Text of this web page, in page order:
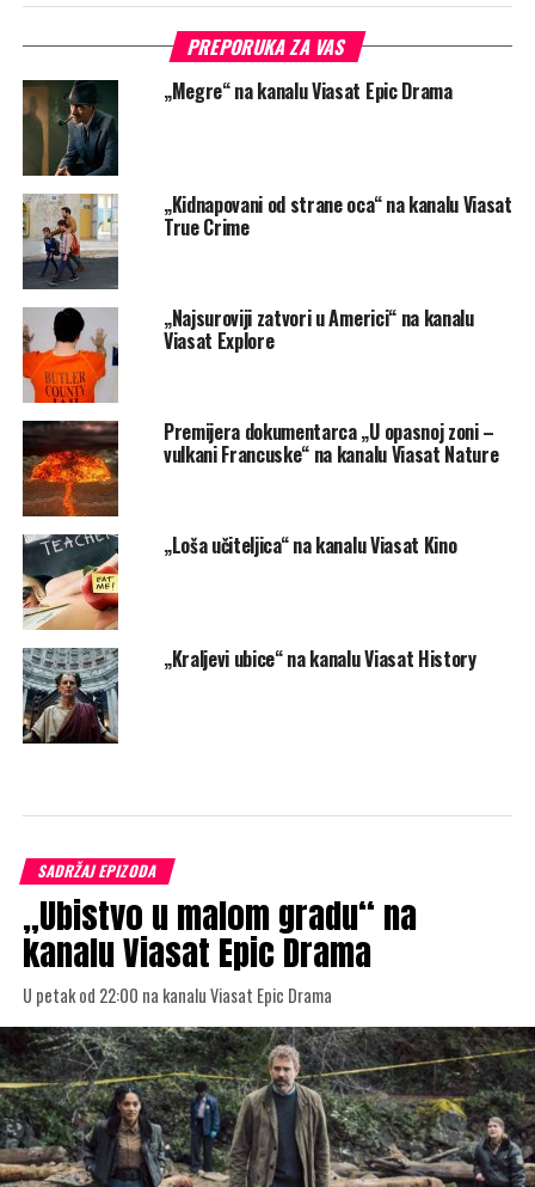
PREPORUKA ZA VAS
„Megre“ na kanalu Viasat Epic Drama
„Kidnapovani od strane oca“ na kanalu Viasat
True Crime
„Najsuroviji zatvori u Americi“ na kanalu
Viasat Explore
Premijera dokumentarca „U opasnoj zoni –
vulkani Francuske“ na kanalu Viasat Nature
„Loša učiteljica“ na kanalu Viasat Kino
„Kraljevi ubice“ na kanalu Viasat History
SADRŽAJ EPIZODA
„Ubistvo u malom gradu“ na
kanalu Viasat Epic Drama
U petak od 22:00 na kanalu Viasat Epic Drama